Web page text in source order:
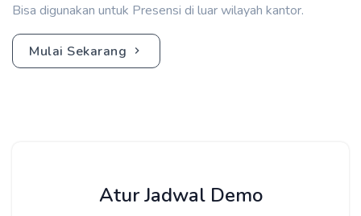
Bisa digunakan untuk Presensi di luar wilayah kantor.
Mulai Sekarang
Atur Jadwal Demo